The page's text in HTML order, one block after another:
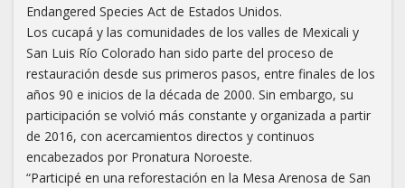
Endangered Species Act de Estados Unidos.
Los cucapá y las comunidades de los valles de Mexicali y
San Luis Río Colorado han sido parte del proceso de
restauración desde sus primeros pasos, entre finales de los
años 90 e inicios de la década de 2000. Sin embargo, su
participación se volvió más constante y organizada a partir
de 2016, con acercamientos directos y continuos
encabezados por Pronatura Noroeste.
“Participé en una reforestación en la Mesa Arenosa de San